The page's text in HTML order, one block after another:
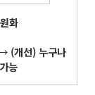
화
→ (개선) 누구나
능